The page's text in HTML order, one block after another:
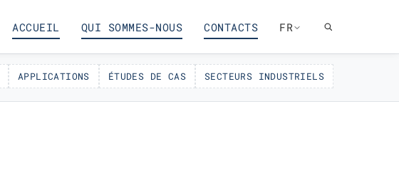
ACCUEIL QUI SOMMES-NOUS CONTACTS FR
APPLICATIONS ÉTUDES DE CAS SECTEURS INDUSTRIELS